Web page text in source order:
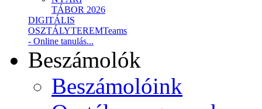
TÁBOR 2026
DIGITÁLIS
OSZTÁLYTEREMTeams
- Online tanulás...
Beszámolók
Beszámolóink